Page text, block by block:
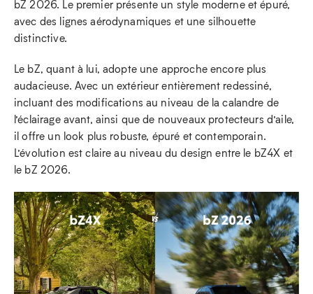
bZ 2026. Le premier présente un style moderne et épuré,
avec des lignes aérodynamiques et une silhouette
distinctive.
Le bZ, quant à lui, adopte une approche encore plus
audacieuse. Avec un extérieur entièrement redessiné,
incluant des modifications au niveau de la calandre de
l’éclairage avant, ainsi que de nouveaux protecteurs d’aile,
il offre un look plus robuste, épuré et contemporain.
L’évolution est claire au niveau du design entre le bZ4X et
le bZ 2026.